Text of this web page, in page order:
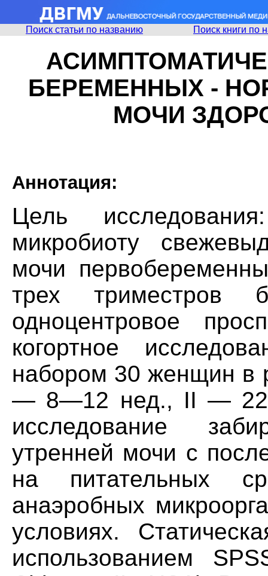
Поиск статьи по названию Поиск книги по
БЕРЕМЕННЫХ -
МОЧИ
Аннотация:
Цель
микробиоту
мочи
трех триместров
одноцентровое
когортное
набором 30 женщин в
— 8—12 нед., II —
исследование
утренней мочи с
на питательных
анаэробных
условиях.
использованием